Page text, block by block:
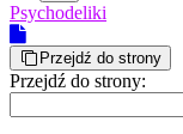
Psychodeliki
Przejdź do strony
Przejdź do strony: